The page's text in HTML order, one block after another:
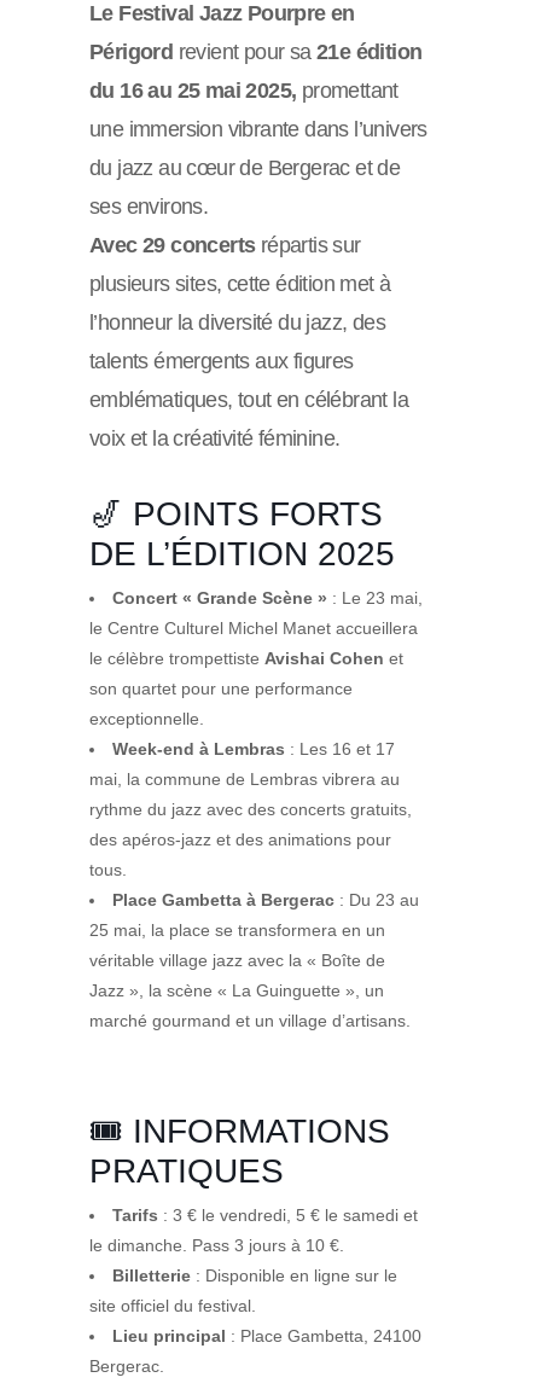
Le Festival Jazz Pourpre en
Périgord revient pour sa21e édition
du 16 au 25 mai 2025, promettant
une immersion vibrante dans l’univers
du jazz au cœur de Bergerac et de
ses environs.
Avec 29 concertsrépartis sur
plusieurs sites, cette édition met à
l’honneur la diversité du jazz, des
talents émergents aux figures
emblématiques, tout en célébrant la
voix et la créativité féminine.
🎷 POINTS FORTS
DE L’ÉDITION 2025
Concert « Grande Scène » : Le 23 mai,
le Centre Culturel Michel Manet accueillera
le célèbre trompettiste Avishai Cohen et
son quartet pour une performance
exceptionnelle.
Week-end à Lembras : Les 16 et 17
mai, la commune de Lembras vibrera au
rythme du jazz avec des concerts gratuits,
des apéros-jazz et des animations pour
tous.
Place Gambetta à Bergerac : Du 23 au
25 mai, la place se transformera en un
véritable village jazz avec la « Boîte de
Jazz », la scène « La Guinguette », un
marché gourmand et un village d’artisans.
🎟️ INFORMATIONS
PRATIQUES
Tarifs : 3 € le vendredi, 5 € le samedi et
le dimanche. Pass 3 jours à 10 €.
Billetterie : Disponible en ligne sur le
site officiel du festival.
Lieu principal : Place Gambetta, 24100
Bergerac.